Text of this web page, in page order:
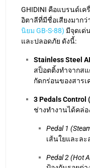
GHIDINI คือแบรนด์เ
อิตาลีที่มีชื่อเสียงมากว่
นิยม GB-S-88) มีจุดเด่
และปลอดภัย ดังนี้:
Stainless Steel
สป็อตติ้งทำจากส
กัดกร่อนของสาร
3 Pedals Control
ช่างทำงานได้คล่อ
Pedal 1
เส้นใยและละ
Pedal 2 (Hot